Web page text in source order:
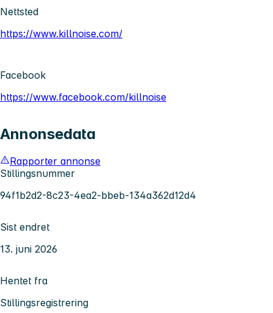
Nettsted
https://www.killnoise.com/
Facebook
https://www.facebook.com/killnoise
Annonsedata
Rapporter annonse
Stillingsnummer
94f1b2d2-8c23-4ea2-bbeb-134a362d12d4
Sist endret
13. juni 2026
Hentet fra
Stillingsregistrering